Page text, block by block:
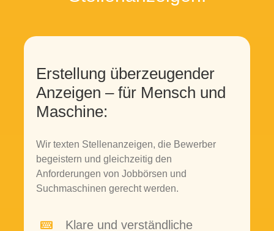
Erstellung überzeugender
Anzeigen – für Mensch und
Maschine:
Wir texten Stellenanzeigen, die Bewerber
begeistern und gleichzeitig den
Anforderungen von Jobbörsen und
Suchmaschinen gerecht werden.
Klare und verständliche